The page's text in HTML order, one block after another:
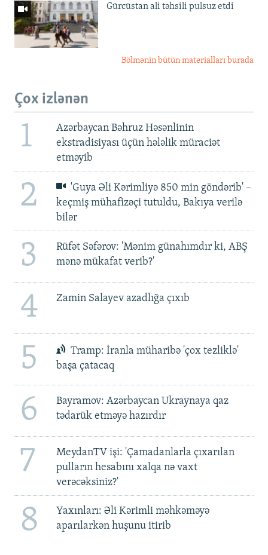
Gürcüstan ali təhsili pulsuz etdi
Bölmənin bütün materialları burada
Çox izlənən
1
Azərbaycan Bəhruz Həsənlinin
ekstradisiyası üçün hələlik müraciət
etməyib
2
'Guya Əli Kərimliyə 850 min göndərib' –
keçmiş mühafizəçi tutuldu, Bakıya verilə
bilər
3
Rüfət Səfərov: 'Mənim günahımdır ki, ABŞ
mənə mükafat verib?'
4 Zamin Salayev azadlığa çıxıb
5
Tramp: İranla müharibə 'çox tezliklə'
başa çatacaq
6
Bayramov: Azərbaycan Ukraynaya qaz
tədarük etməyə hazırdır
7
MeydanTV işi: 'Çamadanlarla çıxarılan
pulların hesabını xalqa nə vaxt
verəcəksiniz?'
8
Yaxınları: Əli Kərimli məhkəməyə
aparılarkən huşunu itirib